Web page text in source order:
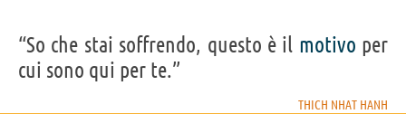
“So che stai soffrendo, questo è il motivo per
cui sono qui per te.”
THICH NHAT HANH